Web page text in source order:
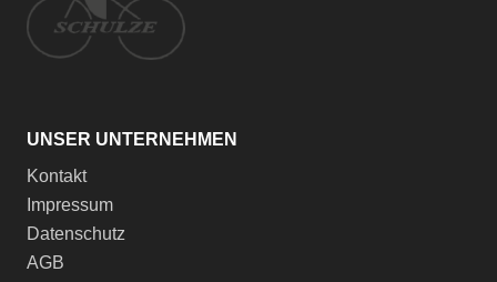
UNSER UNTERNEHMEN
Kontakt
Impressum
Datenschutz
AGB